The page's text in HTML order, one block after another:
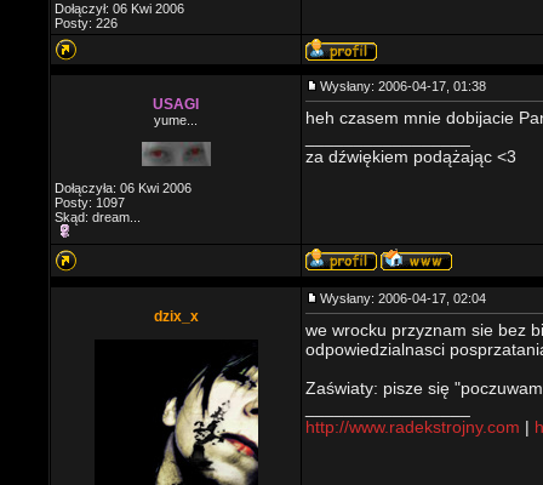
Dołączył: 06 Kwi 2006
Posty: 226
USAGI
yume...
Dołączyła: 06 Kwi 2006
Posty: 1097
Skąd: dream...
Wysłany: 2006-04-17, 01:38
heh czasem mnie dobijacie
za dźwiękiem podążając <3
dzix_x
Wysłany: 2006-04-17, 02:04
we wrocku przyznam sie bez
odpowiedzialnasci
Zaświaty: pisze się
http://www.radekstrojny.com |